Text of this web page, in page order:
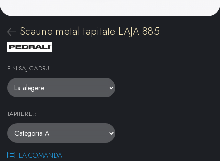
Scaune metal tapitate LAJA 885
FINISAJ CADRU. :
TAPITERIE. :
LA COMANDA